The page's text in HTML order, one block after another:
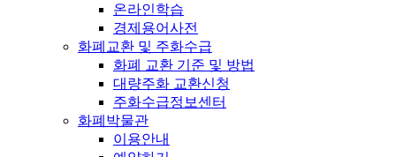
온라인학습
경제용어사전
화폐교환 및 주화수급
화폐 교환 기준 및 방법
대량주화 교환신청
주화수급정보센터
화폐박물관
이용안내